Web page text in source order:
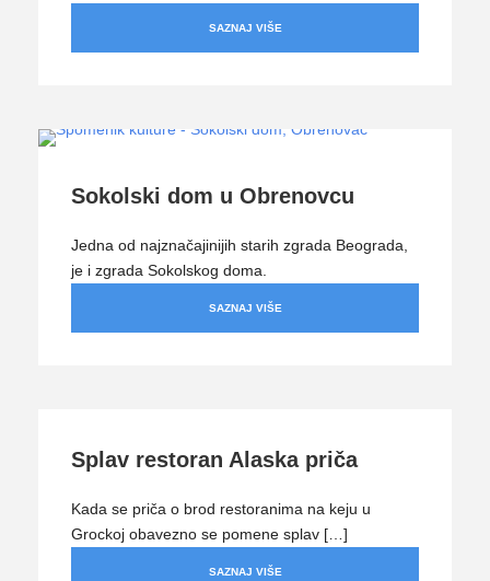
SAZNAJ VIŠE
Sokolski dom u Obrenovcu
Jedna od najznačajinijih starih zgrada Beograda,
je i zgrada Sokolskog doma.
SAZNAJ VIŠE
Splav restoran Alaska priča
Kada se priča o brod restoranima na keju u
Grockoj obavezno se pomene splav […]
SAZNAJ VIŠE